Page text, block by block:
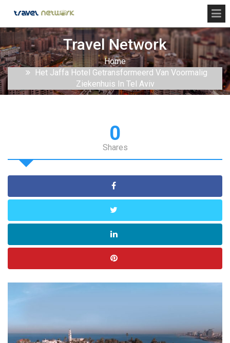
Travel Network
Home
Het Jaffa Hotel Getransformeerd Van Voormalig
Ziekenhuis In Tel Aviv
0
Shares